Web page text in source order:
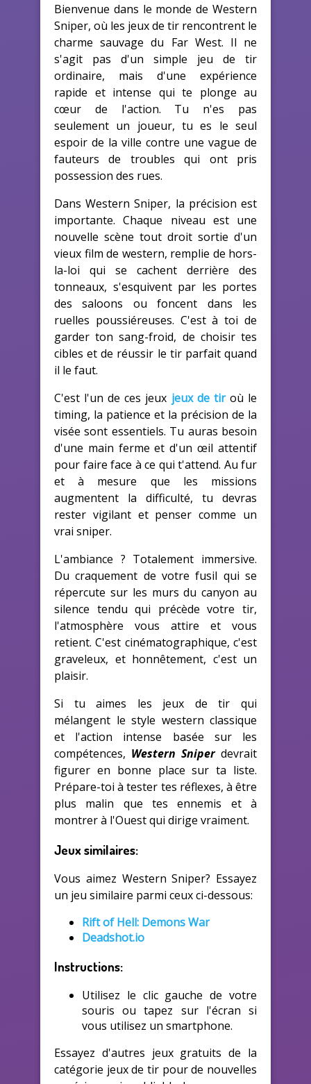
Bienvenue dans le monde de Western
Sniper, où les jeux de tir rencontrent le
charme sauvage du Far West. Il ne
s'agit pas d'un simple jeu de tir
ordinaire, mais d'une expérience
rapide et intense qui te plonge au
cœur de l'action. Tu n'es pas
seulement un joueur, tu es le seul
espoir de la ville contre une vague de
fauteurs de troubles qui ont pris
possession des rues.
Dans Western Sniper, la précision est
importante. Chaque niveau est une
nouvelle scène tout droit sortie d'un
vieux film de western, remplie de hors-
la-loi qui se cachent derrière des
tonneaux, s'esquivent par les portes
des saloons ou foncent dans les
ruelles poussiéreuses. C'est à toi de
garder ton sang-froid, de choisir tes
cibles et de réussir le tir parfait quand
il le faut.
C'est l'un de ces jeux jeux de tiroù le
timing, la patience et la précision de la
visée sont essentiels. Tu auras besoin
d'une main ferme et d'un œil attentif
pour faire face à ce qui t'attend. Au fur
et à mesure que les missions
augmentent la difficulté, tu devras
rester vigilant et penser comme un
vrai sniper.
L'ambiance ? Totalement immersive.
Du craquement de votre fusil qui se
répercute sur les murs du canyon au
silence tendu qui précède votre tir,
l'atmosphère vous attire et vous
retient. C'est cinématographique, c'est
graveleux, et honnêtement, c'est un
plaisir.
Si tu aimes les jeux de tir qui
mélangent le style western classique
et l'action intense basée sur les
compétences, Western Sniperdevrait
figurer en bonne place sur ta liste.
Prépare-toi à tester tes réflexes, à être
plus malin que tes ennemis et à
montrer à l'Ouest qui dirige vraiment.
Jeux similaires:
Vous aimez Western Sniper? Essayez
un jeu similaire parmi ceux ci-dessous:
Rift of Hell: Demons War
Deadshot.io
Instructions:
Utilisez le clic gauche de votre
souris ou tapez sur l'écran si
vous utilisez un smartphone.
Essayez d'autres jeux gratuits de la
catégorie jeux de tir pour de nouvelles